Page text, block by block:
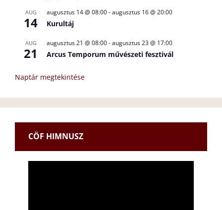
AUG
14
augusztus 14 @ 08:00-augusztus 16 @ 20:00
Kurultáj
AUG
21
augusztus 21 @ 08:00-augusztus 23 @ 17:00
Arcus Temporum művészeti fesztivál
Naptár megtekintése
CÖF HIMNUSZ